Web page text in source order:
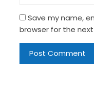
Save my name,
browser for the